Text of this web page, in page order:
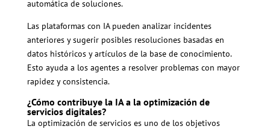
automática de soluciones.
Las plataformas con IA pueden analizar incidentes
anteriores y sugerir posibles resoluciones basadas en
datos históricos y artículos de la base de conocimiento.
Esto ayuda a los agentes a resolver problemas con mayor
rapidez y consistencia.
¿Cómo contribuye la IA a la optimización de
servicios digitales?
La optimización de servicios es uno de los objetivos